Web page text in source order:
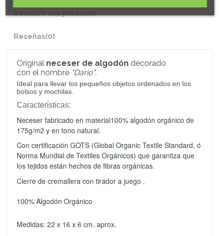
Reseñas(0)
Original neceser de algodón decorado
con el nombre "Dario".
Ideal para llevar los pequeños objetos ordenados en los
bolsos y mochilas.
Características:
Neceser fabricado en material100% algodón orgánico de
175g/m2 y en tono natural.
Con certificación GOTS (Global Organic Textile Standard, ó
Norma Mundial de Textiles Orgánicos) que garantiza que
los tejidos están hechos de fibras orgánicas.
Cierre de cremallera con tirador a juego .
100% Algodón Orgánico
Medidas: 22 x 16 x 6 cm. aprox.